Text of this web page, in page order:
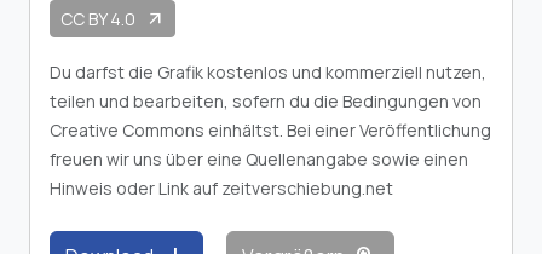
CC BY 4.0 arrow_outward
Du darfst die Grafik kostenlos und kommerziell nutzen,
teilen und bearbeiten, sofern du die Bedingungen von
Creative Commons einhältst. Bei einer Veröffentlichung
freuen wir uns über eine Quellenangabe sowie einen
Hinweis oder Link auf zeitverschiebung.net